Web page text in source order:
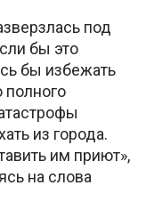
под
бы это
бы избежать
из города.
им приют»,
на слова